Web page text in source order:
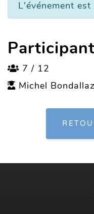
L'événement
7 / 12
Michel Bondallaz